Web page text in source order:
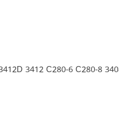
3412 C280-6 C280-8